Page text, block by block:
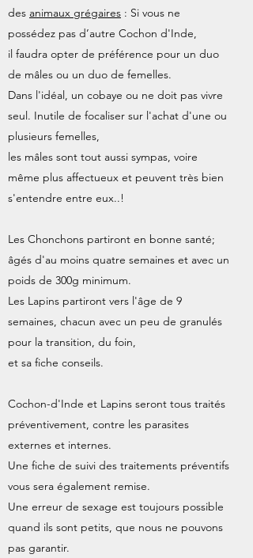
des animaux grégaires : Si vous ne
possédez pas d’autre Cochon d'Inde,
il faudra opter de préférence pour un duo
de mâles ou un duo de femelles.
Dans l'idéal, un cobaye ou ne doit pas vivre
seul. Inutile de focaliser sur l'achat d'une ou
plusieurs femelles,
les mâles sont tout aussi sympas, voire
même plus affectueux et peuvent très bien
s'entendre entre eux..!
Les Chonchons partiront en bonne santé;
âgés d'au moins quatre semaines et avec un
poids de 300g minimum.
Les Lapins partiront vers l'âge de 9
semaines, chacun avec un peu de granulés
pour la transition, du foin,
et sa fiche conseils.
Cochon-d'Inde et Lapins seront tous traités
préventivement, contre les parasites
externes et internes.
Une fiche de suivi des traitements préventifs
vous sera également remise.
Une erreur de sexage est toujours possible
quand ils sont petits, que nous ne pouvons
pas garantir.